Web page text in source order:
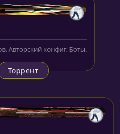
Авторский конфиг. Боты.
Торрент